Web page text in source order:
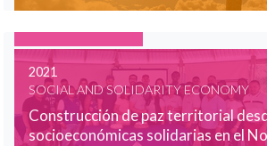
2021
SOCIAL AND SOLIDARITY ECONOMY
Construcción de paz territorial
socioeconómicas solidarias en el